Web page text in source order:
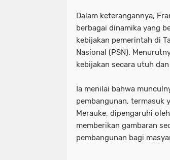
Dalam keterangannya,
berbagai dinamika yang
kebijakan pemerintah di
Nasional (PSN).
kebijakan secara utuh
Ia menilai bahwa
pembangunan, termasuk
Merauke, dipengaruhi
memberikan gambaran
pembangunan bagi